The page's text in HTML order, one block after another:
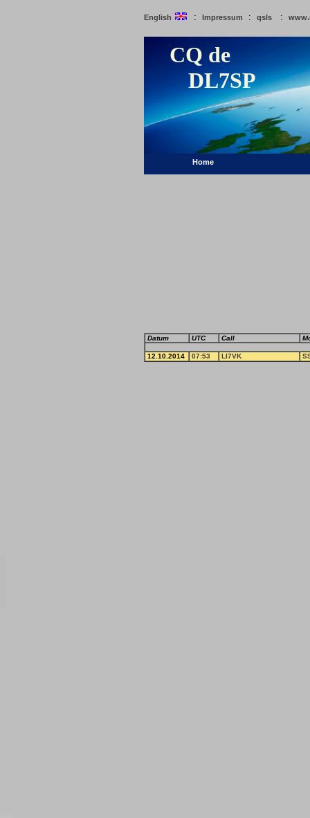
English : Impressum : qsls :
CQ de
DL7SP
Home
Datum UTC Call
12.10.2014 07:53 LI7VK